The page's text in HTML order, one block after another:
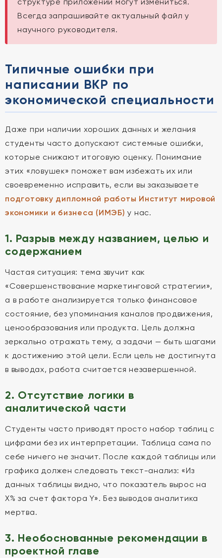
Всегда запрашивайте актуальный файл у
научного руководителя.
Типичные ошибки при
написании ВКР по
экономической специальности
Даже при наличии хороших данных и желания
студенты часто допускают системные ошибки,
которые снижают итоговую оценку. Понимание
этих «ловушек» поможет вам избежать их или
своевременно исправить, если вы заказываете
подготовку дипломной работы Институт мировой
экономики и бизнеса (ИМЭБ) у нас.
1. Разрыв между названием, целью и
содержанием
Частая ситуация: тема звучит как
«Совершенствование маркетинговой стратегии»,
а в работе анализируется только финансовое
состояние, без упоминания каналов продвижения,
ценообразования или продукта. Цель должна
зеркально отражать тему, а задачи — быть шагами
к достижению этой цели. Если цель не достигнута
в выводах, работа считается незавершенной.
2. Отсутствие логики в
аналитической части
Студенты часто приводят просто набор таблиц с
цифрами без их интерпретации. Таблица сама по
себе ничего не значит. После каждой таблицы или
графика должен следовать текст-анализ: «Из
данных таблицы видно, что показатель вырос на
X% за счет фактора Y». Без выводов аналитика
мертва.
3. Необоснованные рекомендации в
проектной главе